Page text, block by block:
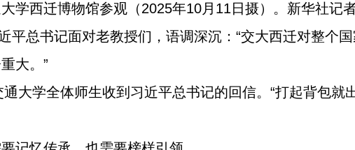
学西迁博物馆参观（2025年10月11日摄）。新华社记
平总书记面对老教授们，语调深沉：“交大西迁对整个
大。”
大学全体师生收到习近平总书记的回信。“打起背包就